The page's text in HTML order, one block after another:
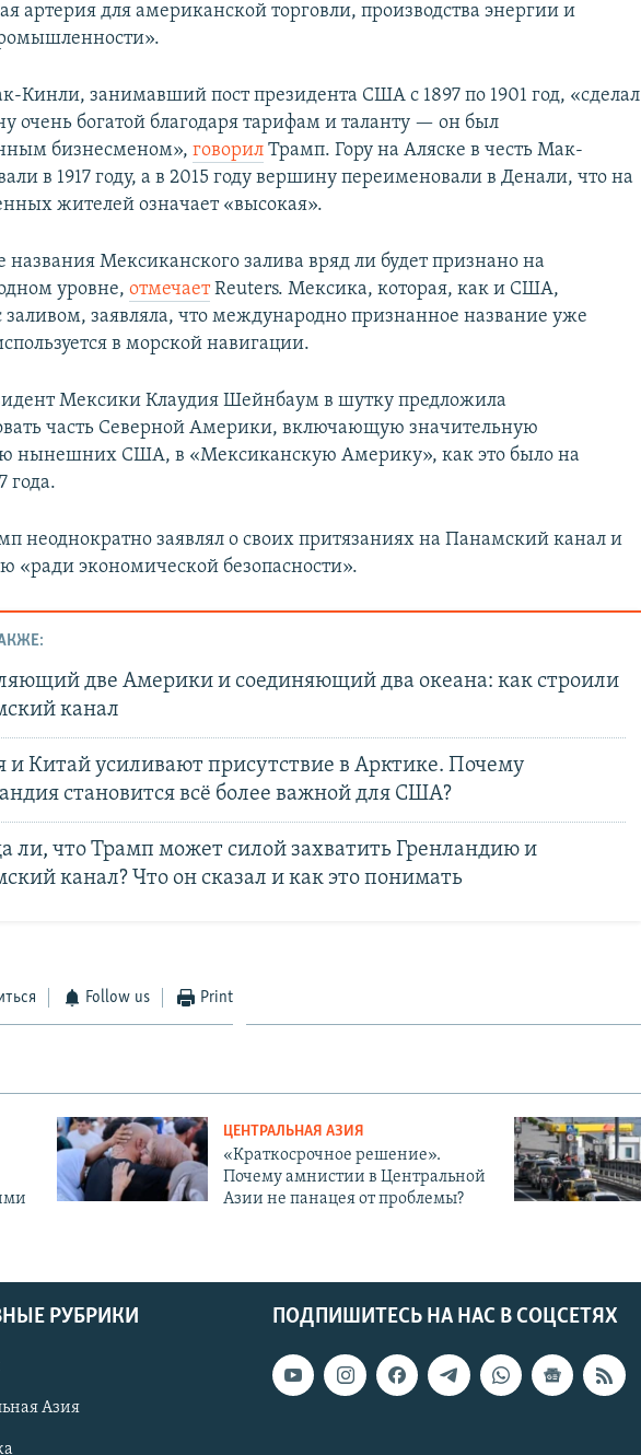
артерия для американской торговли, производства энергии и
Кинли, занимавший пост президента США с 1897 по 1901 год, «сделал
очень богатой благодаря тарифам и таланту — он был
бизнесменом»,говорил Трамп. Гору на Аляске в честь Мак-
в 1917 году, а в 2015 году вершину переименовали в Денали, что на
жителей означает «высокая».
Мексиканского залива вряд ли будет признано на
уровне,отмечаетReuters. Мексика, которая, как и США,
заливом, заявляла, что международно признанное название уже
в морской навигации.
Мексики Клаудия Шейнбаум в шутку предложила
часть Северной Америки, включающую значительную
нынешних США, в «Мексиканскую Америку», как это было на
года.
неоднократно заявлял о своих притязаниях на Панамский канал и
«ради экономической безопасности».
две Америки и соединяющий два океана: как строили
канал
и Китай усиливают присутствие в Арктике. Почему
становится всё более важной для США?
ли, что Трамп может силой захватить Гренландию и
канал? Что он сказал и как это понимать
Follow us Print
ЦЕНТРАЛЬНАЯ АЗИЯ
«Краткосрочное решение».
Почему амнистии в Центральной
Азии не панацея от проблемы?
ПОДПИШИТЕСЬ НА НАС В СОЦСЕТЯХ
РУБРИКИ
Азия